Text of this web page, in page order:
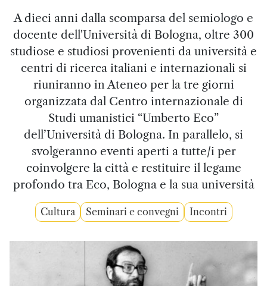
A dieci anni dalla scomparsa del semiologo e
docente dell'Università di Bologna, oltre 300
studiose e studiosi provenienti da università e
centri di ricerca italiani e internazionali si
riuniranno in Ateneo per la tre giorni
organizzata dal Centro internazionale di
Studi umanistici “Umberto Eco”
dell’Università di Bologna. In parallelo, si
svolgeranno eventi aperti a tutte/i per
coinvolgere la città e restituire il legame
profondo tra Eco, Bologna e la sua università
Cultura Seminari e convegni Incontri